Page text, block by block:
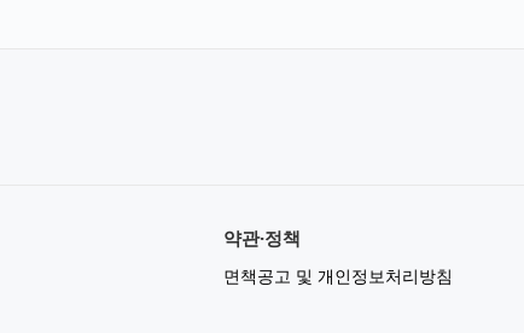
약관·정책
면책공고 및 개인정보처리방침